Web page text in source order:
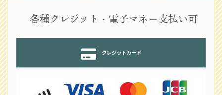
各種クレジット・電子マネー支払い可
クレジットカード